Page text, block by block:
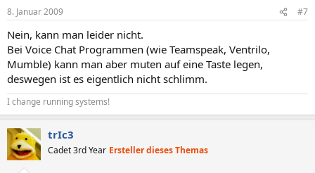
8. Januar 2009 #7
Nein, kann man leider nicht.
Bei Voice Chat Programmen (wie Teamspeak, Ventrilo,
Mumble) kann man aber muten auf eine Taste legen,
deswegen ist es eigentlich nicht schlimm.
I change running systems!
trIc3
Cadet 3rd Year Ersteller dieses Themas